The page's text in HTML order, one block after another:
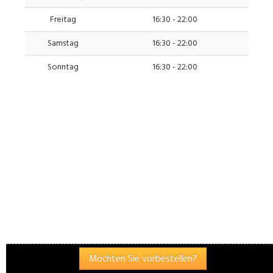
Freitag
16:30 - 22:00
Samstag
16:30 - 22:00
Sonntag
16:30 - 22:00